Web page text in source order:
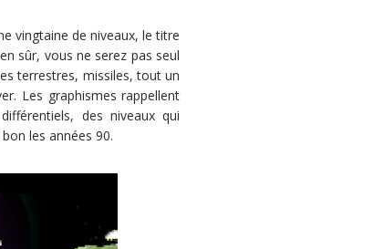
vingtaine de niveaux, le titre
sûr, vous ne serez pas seul
terrestres, missiles, tout un
Les graphismes rappellent
des niveaux qui
les années 90.